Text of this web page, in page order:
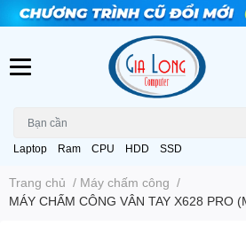
Laptop Ram CPU HDD SSD
Trang chủ / Máy chấm công /
MÁY CHẤM CÔNG VÂN TAY X628 PRO